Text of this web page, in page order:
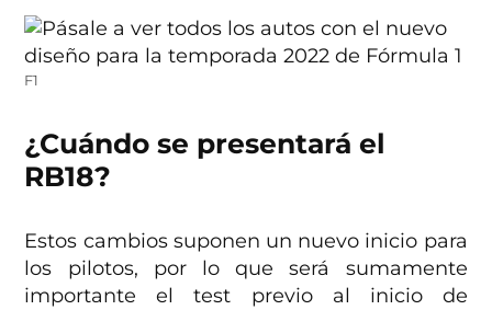
F1
¿Cuándo se presentará el
RB18?
Estos cambios suponen un nuevo inicio para
los pilotos, por lo que será sumamente
importante el test previo al inicio de